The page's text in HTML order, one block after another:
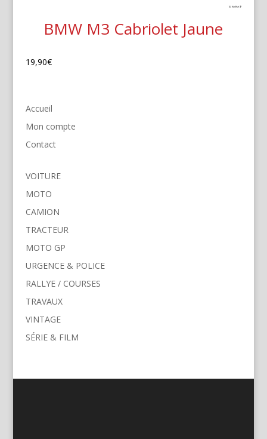
BMW M3 Cabriolet Jaune
19,90€
Accueil
Mon compte
Contact
VOITURE
MOTO
CAMION
TRACTEUR
MOTO GP
URGENCE & POLICE
RALLYE / COURSES
TRAVAUX
VINTAGE
SÉRIE & FILM